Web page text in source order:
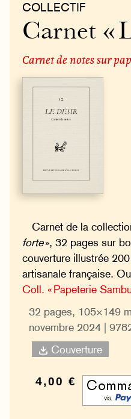
COLLECTIF
Carnet «
Carnet de notes sur
Carnet de la
forte», 32 pages sur
couverture illustrée
artisanale française.
Coll. « Papeterie
32 pages, 105×149
novembre 2024 |
Couverture
4,00 €